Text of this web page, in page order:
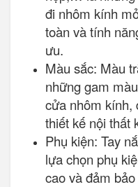
đi nhôm kính
toàn và tính
ưu.
Màu sắc: Màu
những gam
cửa nhôm kính,
thiết kế nội thất
Phụ kiện: Tay
lựa chọn phụ
cao và đảm